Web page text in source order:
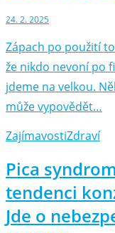
24. 2. 2025
Zápach po použití
že nikdo nevoní po
jdeme na velkou.
může vypovědět…
ZajímavostiZdraví
Pica
tendenci
Jde o